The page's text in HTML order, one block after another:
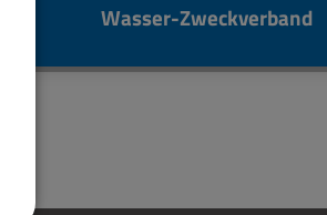
Wasser-Zweckverband